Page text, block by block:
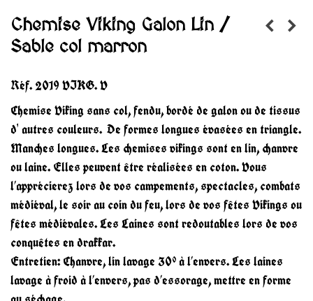
Chemise Viking Galon Lin /
Sable col marron
Réf. 2019 VIKG. V
Chemise Viking sans col, fendu, bordé de galon ou de tissus
d' autres couleurs. De formes longues évasées en triangle.
Manches longues. Les chemises vikings sont en lin, chanvre
ou laine. Elles peuvent être réalisées en coton. Vous
l’apprécierez lors de vos campements, spectacles, combats
médiéval, le soir au coin du feu, lors de vos fêtes Vikings ou
fêtes médiévales. Les Laines sont redoutables lors de vos
conquêtes en drakkar.
Entretien: Chanvre, lin lavage 30° à l’envers. Les laines
lavage à froid à l’envers, pas d’essorage, mettre en forme